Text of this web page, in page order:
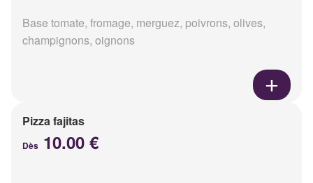
Base tomate, fromage, merguez, poivrons, olives,
champignons, oignons
Pizza fajitas
Dès 10.00 €